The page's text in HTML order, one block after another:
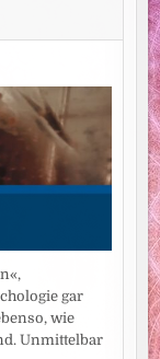
gar
wie
Unmittelbar